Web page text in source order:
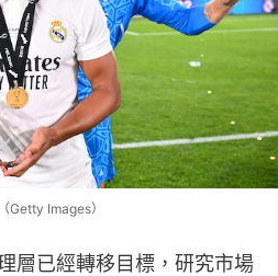
Getty Images）
層已經轉移目標，研究市場